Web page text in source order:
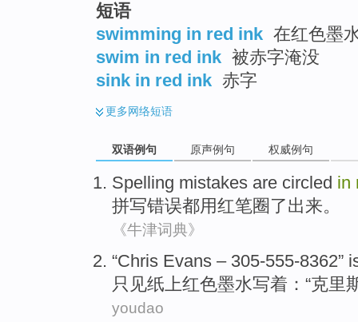
短语
swimming in red ink 在红色墨
swim in red ink 被赤字淹没
sink in red ink 赤字
更多网络短语
双语例句 原声例句 权威例句
Spelling mistakes are circled in
拼写错误都用红笔圈了出来。
《牛津词典》
“Chris Evans – 305-555-8362”
只见纸 上红色墨水写着 ：“克里
youdao